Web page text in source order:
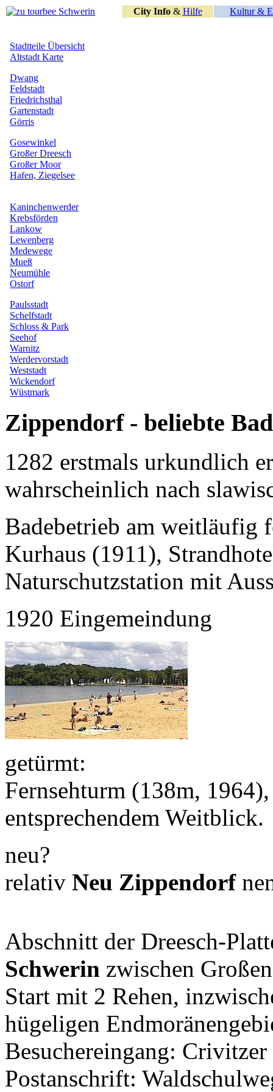
City Info& Hilfe Kultur &
Zippendorf - beliebte
1282 erstmals urkundlich
wahrscheinlich nach
Badebetrieb am weitläufig
Kurhaus (1911),
Naturschutzstation mit
1920 Eingemeindung
getürmt:
Fernsehturm (138m,
entsprechendem Weitblick.
neu?
relativ Neu Zippendorf
Abschnitt der Dreesch-
Schwerin zwischen
Start mit 2 Rehen,
hügeligen
Besuchereingang: Crivitzer
Postanschrift: